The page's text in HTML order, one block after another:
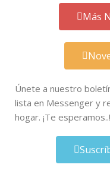
Más
Únete a nuestro
lista en Messenger y
hogar. ¡Te esperamos..!